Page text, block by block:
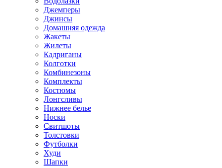
Джемперы
Джинсы
Домашняя одежда
Жакеты
Жилеты
Кадриганы
Колготки
Комбинезоны
Комплекты
Костюмы
Лонгсливы
Нижнее белье
Носки
Свитшоты
Толстовки
Футболки
Худи
Шапки